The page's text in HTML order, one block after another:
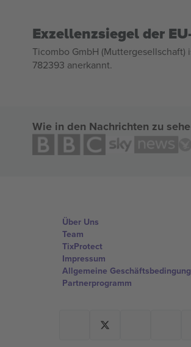
Exzellenzsiegel der
Ticombo GmbH (Muttergesellschaft)
782393 anerkannt.
Wie in den Nachrichten zu
Über Uns
Team
TixProtect
Impressum
Allgemeine
Partnerprogramm